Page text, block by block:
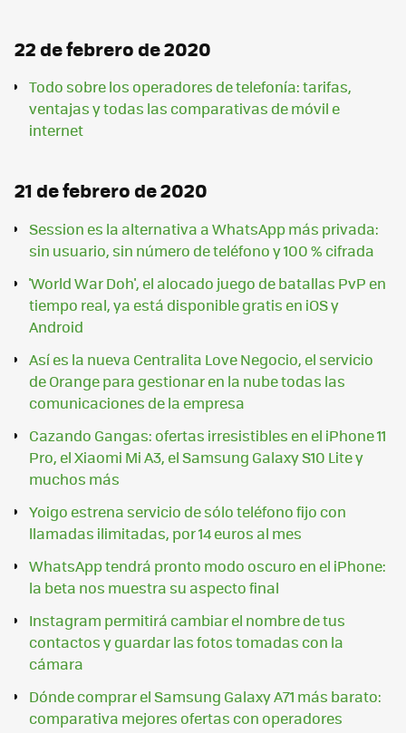
22 de febrero de 2020
Todo sobre los operadores de telefonía: tarifas,
ventajas y todas las comparativas de móvil e
internet
21 de febrero de 2020
Session es la alternativa a WhatsApp más privada:
sin usuario, sin número de teléfono y 100 % cifrada
'World War Doh', el alocado juego de batallas PvP en
tiempo real, ya está disponible gratis en iOS y
Android
Así es la nueva Centralita Love Negocio, el servicio
de Orange para gestionar en la nube todas las
comunicaciones de la empresa
Cazando Gangas: ofertas irresistibles en el iPhone 11
Pro, el Xiaomi Mi A3, el Samsung Galaxy S10 Lite y
muchos más
Yoigo estrena servicio de sólo teléfono fijo con
llamadas ilimitadas, por 14 euros al mes
WhatsApp tendrá pronto modo oscuro en el iPhone:
la beta nos muestra su aspecto final
Instagram permitirá cambiar el nombre de tus
contactos y guardar las fotos tomadas con la
cámara
Dónde comprar el Samsung Galaxy A71 más barato:
comparativa mejores ofertas con operadores